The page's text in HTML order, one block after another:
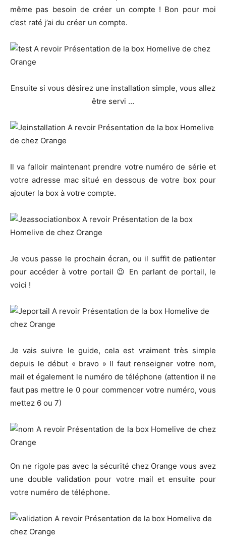
même pas besoin de créer un compte ! Bon pour moi
c’est raté j’ai du créer un compte.
Ensuite si vous désirez une installation simple, vous allez
être servi …
Il va falloir maintenant prendre votre numéro de série et
votre adresse mac situé en dessous de votre box pour
ajouter la box à votre compte.
Je vous passe le prochain écran, ou il suffit de patienter
pour accéder à votre portail 😉 En parlant de portail, le
voici !
Je vais suivre le guide, cela est vraiment très simple
depuis le début « bravo » Il faut renseigner votre nom,
mail et également le numéro de téléphone (attention il ne
faut pas mettre le 0 pour commencer votre numéro, vous
mettez 6 ou 7)
On ne rigole pas avec la sécurité chez Orange vous avez
une double validation pour votre mail et ensuite pour
votre numéro de téléphone.